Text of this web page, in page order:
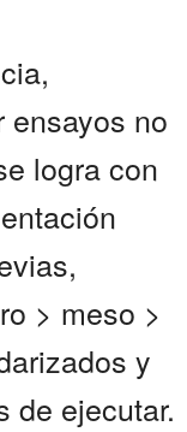
ensayos no
logra con
> meso >
y
de ejecutar.